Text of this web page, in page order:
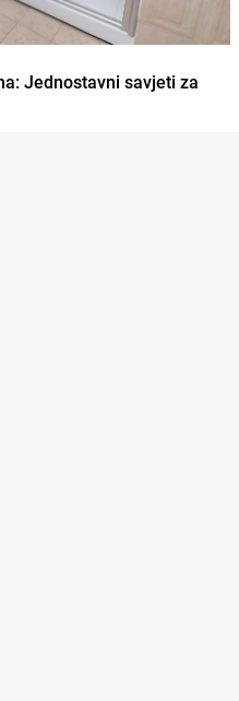
Jednostavni savjeti za